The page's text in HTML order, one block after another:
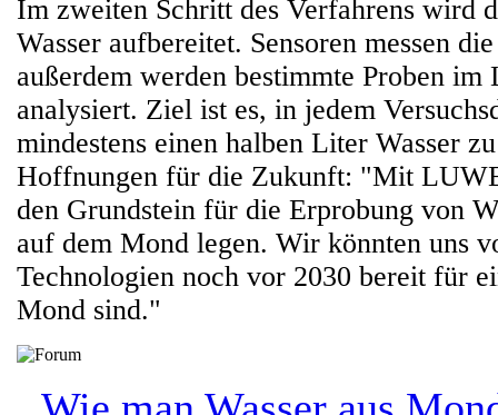
Im zweiten Schritt des Verfahrens wird
Wasser aufbereitet. Sensoren messen
außerdem werden bestimmte Proben im
analysiert. Ziel ist es, in jedem
mindestens einen halben Liter Wasser
Hoffnungen für die Zukunft: "Mit
den Grundstein für die Erprobung von
auf dem Mond legen. Wir könnten uns
Technologien noch vor 2030 bereit für
Mond sind."